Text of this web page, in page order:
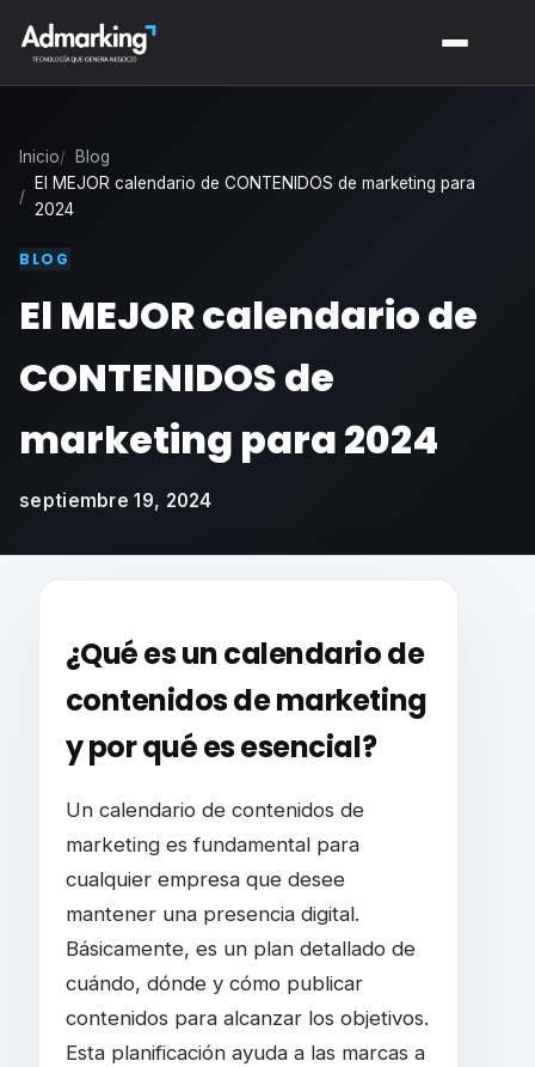
Inicio
Blog
El MEJOR calendario de CONTENIDOS de marketing para
2024
BLOG
El MEJOR calendario de
CONTENIDOS de
marketing para 2024
septiembre 19, 2024
¿Qué es un calendario de
contenidos de marketing
y por qué es esencial?
Un calendario de contenidos de
marketing es fundamental para
cualquier empresa que desee
mantener una presencia digital.
Básicamente, es un plan detallado de
cuándo, dónde y cómo publicar
contenidos para alcanzar los objetivos.
Esta planificación ayuda a las marcas a